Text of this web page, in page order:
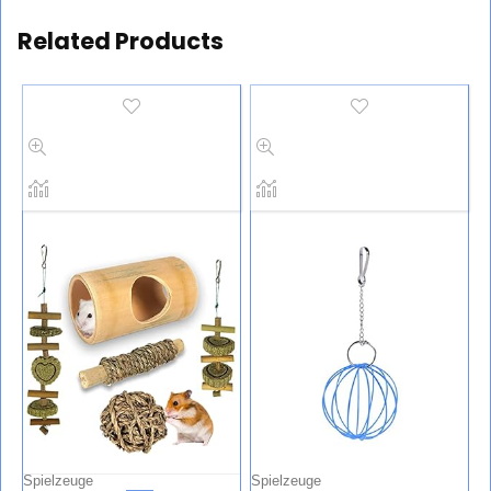
Related Products
Spielzeuge Spielzeuge